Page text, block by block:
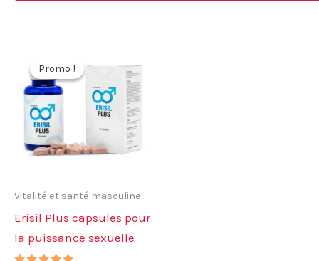
Promo !
Promo !
Vitalité et santé masculine
Erisil Plus capsules pour
la puissance sexuelle